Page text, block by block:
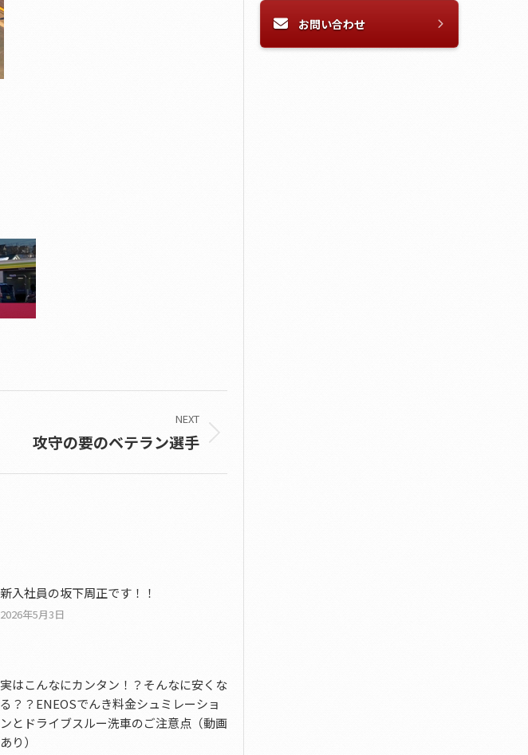
NEXT
攻守の要のベテラン選手
新入社員の坂下周正です！！
2026年5月3日
実はこんなにカンタン！？そんなに安くな
る？？ENEOSでんき料金シュミレーショ
ンとドライブスルー洗車のご注意点（動画
あり）
お問い合わせ